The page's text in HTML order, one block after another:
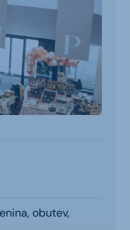
obutev,